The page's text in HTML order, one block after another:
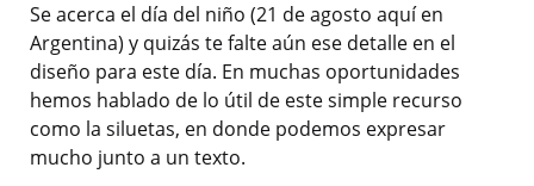
Se acerca el día del niño (21 de agosto aquí en
Argentina) y quizás te falte aún ese detalle en el
diseño para este día. En muchas oportunidades
hemos hablado de lo útil de este simple recurso
como la siluetas, en donde podemos expresar
mucho junto a un texto.